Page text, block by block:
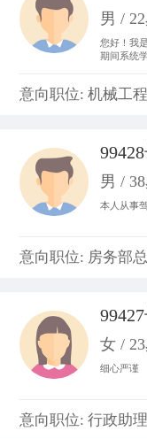
男 /
您好！我
期间系统
验。我善
意向职位: 机械工
男 /
本人从事
意向职位: 房务部
女 /
细心严谨
意向职位: 行政助理